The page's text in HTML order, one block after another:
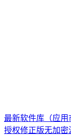
最新软件库（应用
授权修正版无加密